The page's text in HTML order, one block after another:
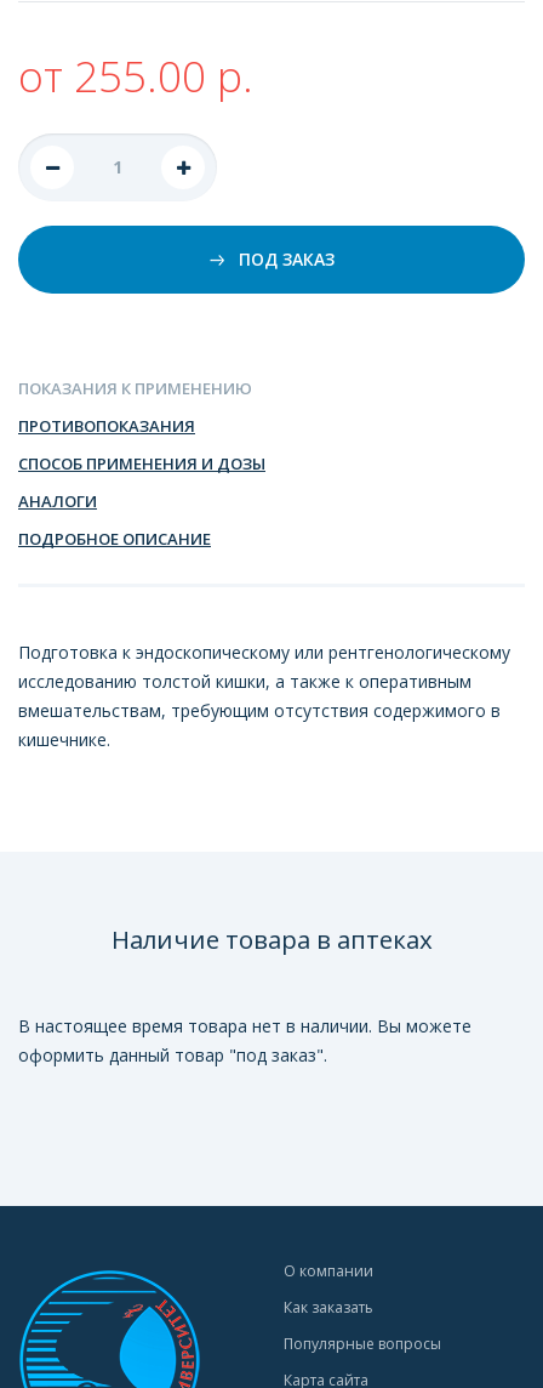
от 255.00 р.
ПОД ЗАКАЗ
ПОКАЗАНИЯ К ПРИМЕНЕНИЮ
ПРОТИВОПОКАЗАНИЯ
СПОСОБ ПРИМЕНЕНИЯ И ДОЗЫ
АНАЛОГИ
ПОДРОБНОЕ ОПИСАНИЕ
Подготовка к эндоскопическому или рентгенологическому
исследованию толстой кишки, а также к оперативным
вмешательствам, требующим отсутствия содержимого в
кишечнике.
Наличие товара в аптеках
В настоящее время товара нет в наличии. Вы можете
оформить данный товар "под заказ".
О компании
Как заказать
Популярные вопросы
Карта сайта